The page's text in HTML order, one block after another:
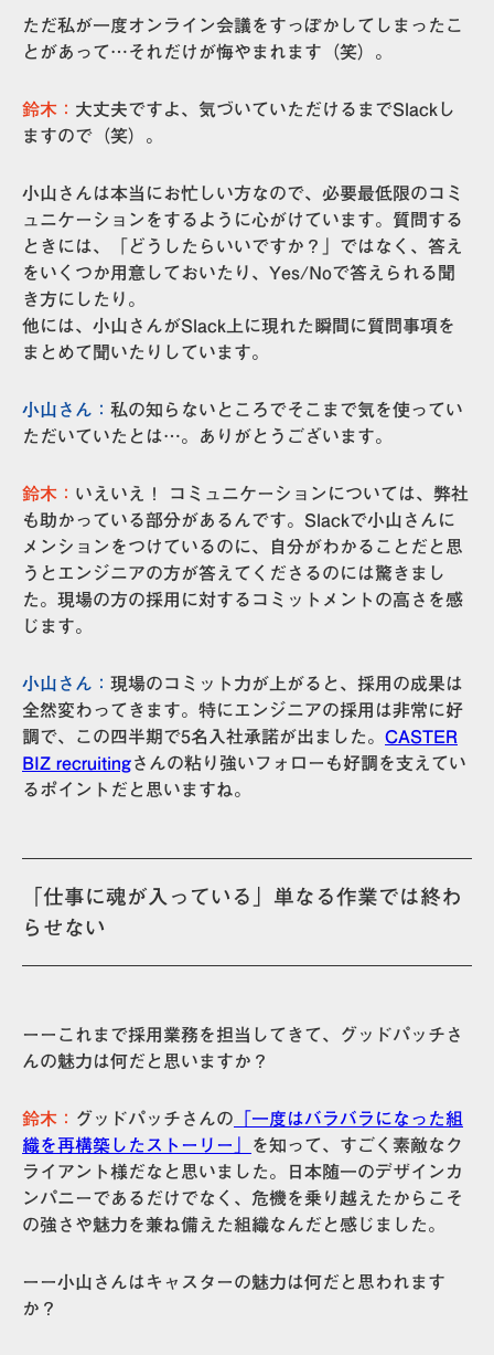
ただ私が一度オンライン会議をすっぽかしてしまったこ
とがあって…それだけが悔やまれます（笑）。
鈴木： 大丈夫ですよ、気づいていただけるまでSlackし
ますので（笑）。
小山さんは本当にお忙しい方なので、必要最低限のコミ
ュニケーションをするように心がけています。質問する
ときには、「どうしたらいいですか？」ではなく、 答え
をいくつか用意しておいたり、Yes/Noで答えられる聞
き方にしたり。
他には、小山さんがSlack上に現れた瞬間に質問事項を
まとめて聞いたりしています。
小山さん： 私の知らないところでそこまで気を使ってい
ただいていたとは…。ありがとうございます。
鈴木： いえいえ！ コミュニケーションについては、弊社
も助かっている部分があるんです。Slackで小山さんに
メンションをつけているのに、自分がわかることだと思
うとエンジニアの方が答えてくださるのには驚きまし
た。現場の方の採用に対するコミットメントの高さを感
じます。
小山さん： 現場のコミット力が上がると、採用の成果は
全然変わってきます。特にエンジニアの採用は非常に好
調で、この四半期で5名入社承諾が出ました。 CASTER
BIZ recruitingさんの粘り強いフォローも好調を支えてい
るポイントだと思いますね。
「仕事に魂が入っている」単なる作業では終わ
らせない
ーーこれまで採用業務を担当してきて、グッドパッチさ
んの魅力は何だと思いますか？
鈴木： グッドパッチさんの 「一度はバラバラになった組
織を再構築したストーリー」
を知って、すごく素敵なク
ライアント様だなと思いました。日本随一のデザインカ
ンパニーであるだけでなく、危機を乗り越えたからこそ
の強さや魅力を兼ね備えた組織なんだと感じました。
ーー小山さんはキャスターの魅力は何だと思われます
か？